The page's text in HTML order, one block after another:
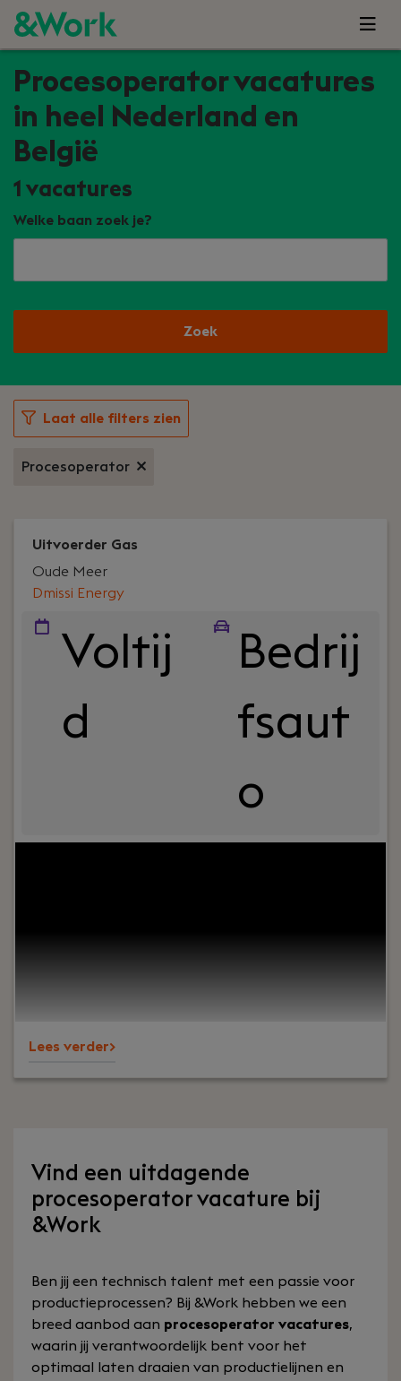
Procesoperator vacatures
in heel Nederland en
België
1 vacatures
Welke baan zoek je?
Zoek
Laat alle filters zien
Procesoperator
Uitvoerder Gas
Dmissi Energy
Oude Meer
Voltij
d
Bedrij
fsaut
o
Lees verder>
Vind een uitdagende
procesoperator vacature bij
&Work
Ben jij een technisch talent met een passie voor
productieprocessen? Bij &Work hebben we een
breed aanbod aan procesoperator vacatures,
waarin jij verantwoordelijk bent voor het
optimaal laten draaien van productielijnen en